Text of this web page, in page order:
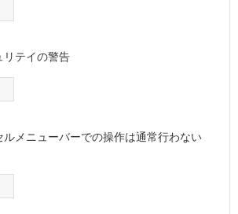
イの警告
ニューバーでの操作は通常行わない